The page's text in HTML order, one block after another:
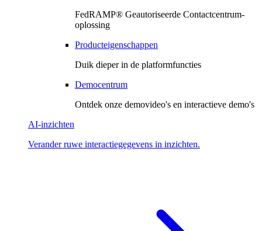
FedRAMP®️ Geautoriseerde Contactcentrum-
oplossing
Producteigenschappen
Duik dieper in de platformfuncties
Democentrum
Ontdek onze demovideo's en interactieve demo's
AI-inzichten
Verander ruwe interactiegegevens in inzichten.